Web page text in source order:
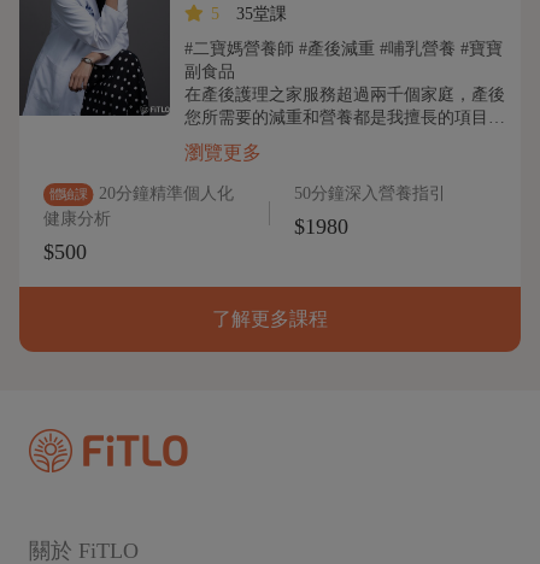
5
35堂課
#二寶媽營養師 #產後減重 #哺乳營養 #寶寶
副食品
在產後護理之家服務超過兩千個家庭，產後
您所需要的減重和營養都是我擅長的項目…
瀏覽更多
體驗課
20分鐘精準個人化
健康分析
$500
50分鐘深入營養指引
$1980
了解更多課程
關於 FiTLO